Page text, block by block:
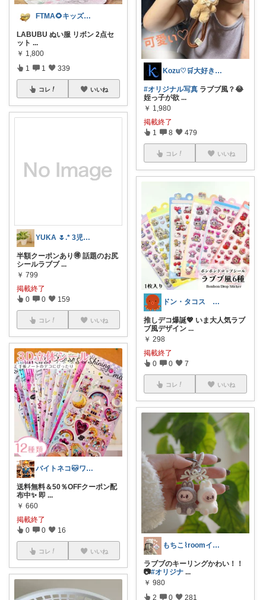
FTMA🌻キッズ⭐コスメ⭐フード
LABUBU ぬい服 リボン 2点セ
ット ...
￥ 1,800
1 1 339
コレ いいね
YUKA 🌷.* 3児ママ
半額クーポンあり🉐 話題のお尻
シールラブブ ...
￥ 799
掲載終了
0 0 159
コレ いいね
バイトネコ🐱ワンオペママ喜ぶ便利グッズ
送料無料＆50％OFFクーポン配
布中✨ 即 ...
￥ 660
掲載終了
0 0 16
コレ いいね
Kozu♡🛒大好き😆💕
#オリジナル写真 ラブブ風？😂
姪っ子が欲 ...
￥ 1,980
掲載終了
1 8 479
コレ いいね
ドン・タコス 防災⚠️生活雑貨アウトドア
推しデコ爆誕💖 いま大人気ラブ
ブ風デザイン ...
￥ 298
掲載終了
0 0 7
コレ いいね
もちこ⌇roomインフルエンサー
ラブブのキーリングかわい！！
📷#オリジナ ...
￥ 980
2 0 281